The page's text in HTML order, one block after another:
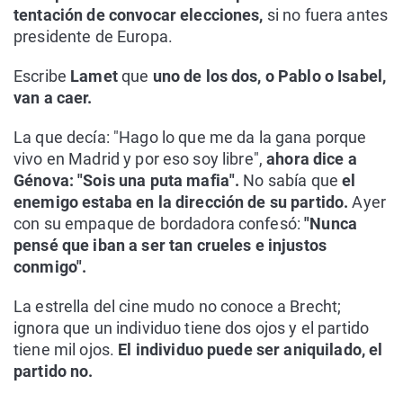
tentación de convocar elecciones, si no fuera antes
presidente de Europa.
Escribe Lametque uno de los dos, o Pablo o Isabel,
van a caer.
La que decía: "Hago lo que me da la gana porque
vivo en Madrid y por eso soy libre",ahora dice a
Génova: "Sois una puta mafia". No sabía queel
enemigo estaba en la dirección de su partido. Ayer
con su empaque de bordadora confesó:"Nunca
pensé que iban a ser tan crueles e injustos
conmigo".
La estrella del cine mudo no conoce a Brecht;
ignora que un individuo tiene dos ojos y el partido
tiene mil ojos. El individuo puede ser aniquilado, el
partido no.